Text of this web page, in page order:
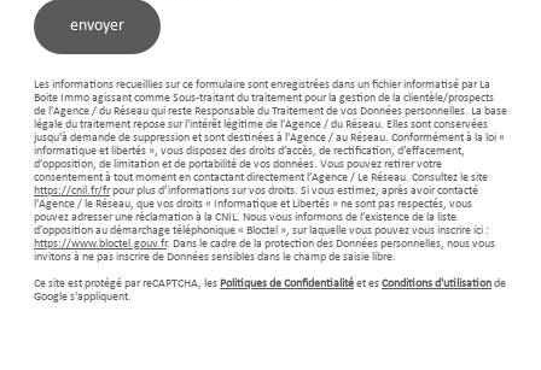
envoyer
Les informations recueillies sur ce formulaire sont enregistrées dans un fichier informatisé par La
Boite Immo agissant comme Sous-traitant du traitement pour la gestion de la clientèle/prospects
de l'Agence / du Réseau qui reste Responsable du Traitement de vos Données personnelles. La base
légale du traitement repose sur l'intérêt légitime de l'Agence / du Réseau. Elles sont conservées
jusqu'à demande de suppression et sont destinées à l'Agence / au Réseau. Conformément à la loi «
informatique et libertés », vous disposez des droits d’accès, de rectification, d’effacement,
d’opposition, de limitation et de portabilité de vos données. Vous pouvez retirer votre
consentement à tout moment en contactant directement l’Agence / Le Réseau. Consultez le site
https://cnil.fr/frpour plus d’informations sur vos droits. Si vous estimez, après avoir contacté
l'Agence / le Réseau, que vos droits « Informatique et Libertés » ne sont pas respectés, vous
pouvez adresser une réclamation à la CNIL. Nous vous informons de l’existence de la liste
d'opposition au démarchage téléphonique « Bloctel », sur laquelle vous pouvez vous inscrire ici :
https://www.bloctel.gouv.fr. Dans le cadre de la protection des Données personnelles, nous vous
invitons à ne pas inscrire de Données sensibles dans le champ de saisie libre.
Ce site est protégé par reCAPTCHA, les Politiques de Confidentialité et es Conditions d'utilisation de
Google s'appliquent.